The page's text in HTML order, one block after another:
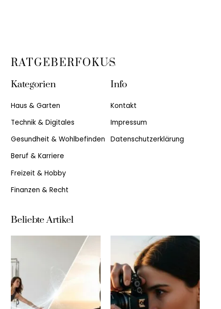
Back
Top
RATGEBERFOKUS
Kategorien
Haus & Garten
Technik & Digitales
Gesundheit & Wohlbefinden
Beruf & Karriere
Freizeit & Hobby
Finanzen & Recht
Info
Kontakt
Impressum
Datenschutzerklärung
Beliebte Artikel